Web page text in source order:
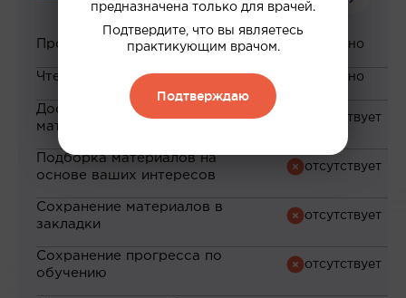
Просмотр вебинаров
Чтение статей
Доступ к закрытым
материалам
Подборка материалов на
основе ваших интересов
Сохранение материалов в
закладки
Сохранение прогресса по
обучению
предназначена только для врачей.
Подтвердите, что вы являетесь
практикующим врачом.
Подтверждаю